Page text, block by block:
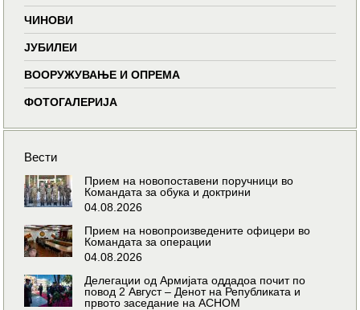
ЧИНОВИ
ЈУБИЛЕИ
ВООРУЖУВАЊЕ И ОПРЕМА
ФОТОГАЛЕРИЈА
Вести
Прием на новопоставени поручници во
Командата за обука и доктрини
04.08.2026
Прием на новопроизведените офицери во
Командата за операции
04.08.2026
Делегации од Армијата оддадоа почит по
повод 2 Август – Денот на Републиката и
првото заседание на АСНОМ